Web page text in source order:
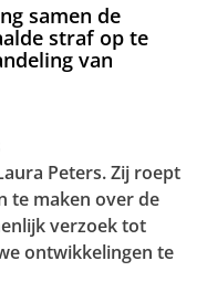
samen de
straf op te
van
Peters. Zij roept
te maken over de
verzoek tot
ontwikkelingen te